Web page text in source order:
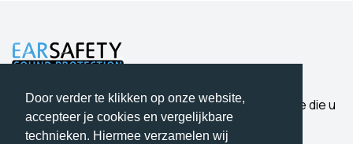
Door verder te klikken op onze website,
accepteer je cookies en vergelijkbare
technieken. Hiermee verzamelen wij
Bescherming waar u op kunt vertrouwen. Expertise die u
hoort.